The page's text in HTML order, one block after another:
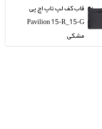
قاب کف لپ تاپ اچ پی
Pavilion 15-R_15-G
مشکی